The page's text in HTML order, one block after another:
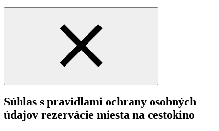
Súhlas s pravidlami ochrany osobných
údajov rezervácie miesta na cestokino